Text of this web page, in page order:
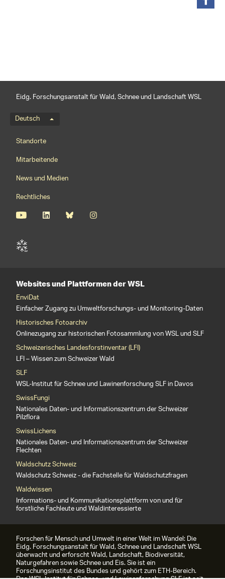
Eidg. Forschungsanstalt für Wald, Schnee und Landschaft WSL
Sprachmenü
Deutsch
Footernavigation
Standorte
Mitarbeitende
News und Medien
Rechtliches
Websites und Plattformen der WSL
EnviDat
Einfacher Zugang zu Umweltforschungs- und Monitoring-Daten
Historisches Fotoarchiv
Onlinezugang zur historischen Fotosammlung von WSL und SLF
Schweizerisches Landesforstinventar (LFI)
LFI – Wissen zum Schweizer Wald
SLF
WSL-Institut für Schnee und Lawinenforschung SLF in Davos
SwissFungi
Nationales Daten- und Informationszentrum der Schweizer
Pilzflora
SwissLichens
Nationales Daten- und Informationszentrum der Schweizer
Flechten
Waldschutz Schweiz
Waldschutz Schweiz - die Fachstelle für Waldschutzfragen
Waldwissen
Informations- und Kommunikationsplattform von und für
forstliche Fachleute und Waldinteressierte
Forschen für Mensch und Umwelt in einer Welt im Wandel: Die
Eidg. Forschungsanstalt für Wald, Schnee und Landschaft WSL
überwacht und erforscht Wald, Landschaft, Biodiversität,
Naturgefahren sowie Schnee und Eis. Sie ist ein
Forschungsinstitut des Bundes und gehört zum ETH-Bereich.